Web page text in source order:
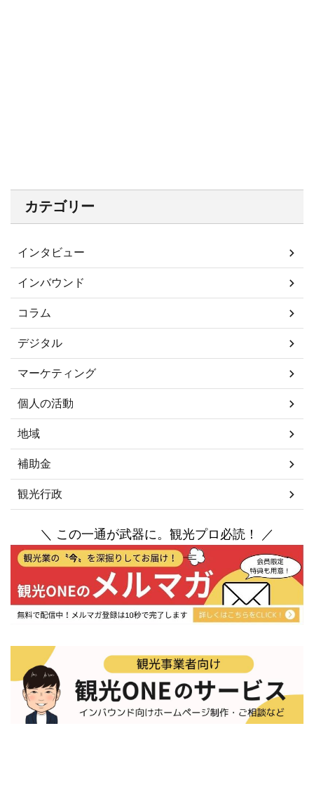
カテゴリー
インタビュー
インバウンド
コラム
デジタル
マーケティング
個人の活動
地域
補助金
観光行政
＼ この一通が武器に。観光プロ必読！ ／